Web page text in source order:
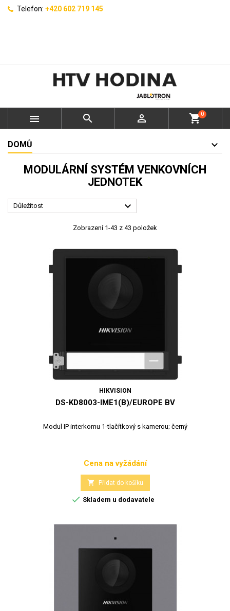
Telefon: +420 602 719 145
   shopping_cart0
DOMŮ
MODULÁRNÍ SYSTÉM VENKOVNÍCH
JEDNOTEK
Důležitost 
Zobrazení 1-43 z 43 položek
HIKVISION
DS-KD8003-IME1(B)/EUROPE BV
Modul IP interkomu 1-tlačítkový s kamerou; černý
Cena
Cena na vyžádání
 Přidat do košíku
 Skladem u dodavatele